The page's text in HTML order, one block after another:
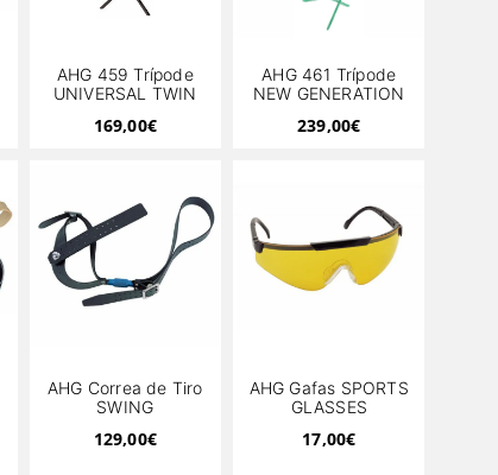
AHG 459 Trípode
UNIVERSAL TWIN
169,00€
AHG 461 Trípode
NEW GENERATION
239,00€
AHG Correa de Tiro
SWING
129,00€
AHG Gafas SPORTS
GLASSES
17,00€